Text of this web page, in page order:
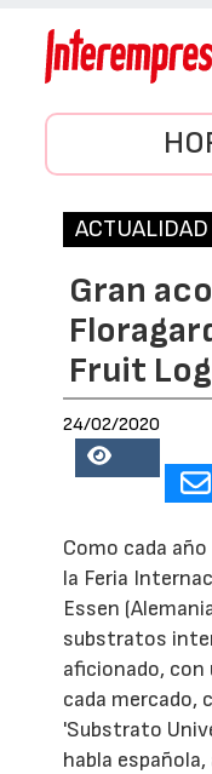
ACTUALIDAD
Gran
Fruit
24/02/2020
10128
Como cada año
la Feria
Essen
substratos
aficionado, con
cada mercado,
'Substrato
habla